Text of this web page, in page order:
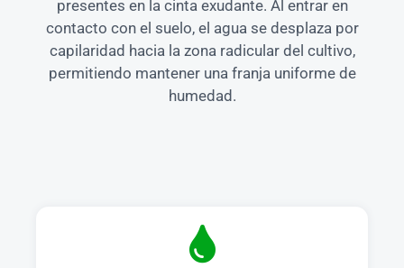
presentes en la cinta exudante. Al entrar en
contacto con el suelo, el agua se desplaza por
capilaridad hacia la zona radicular del cultivo,
permitiendo mantener una franja uniforme de
humedad.